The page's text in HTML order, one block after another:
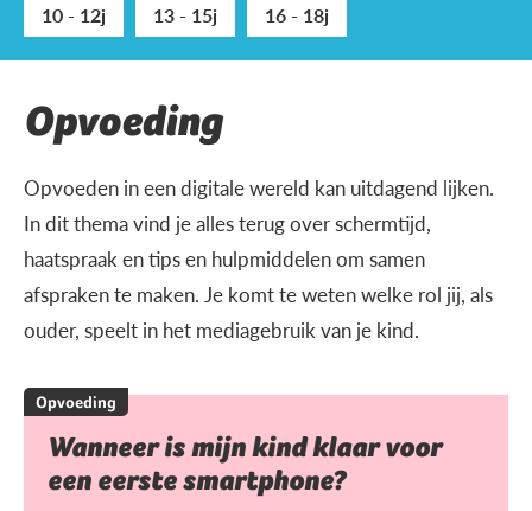
10 - 12j
13 - 15j 16 - 18j
Opvoeding
Opvoeden in een digitale wereld kan uitdagend lijken.
In dit thema vind je alles terug over schermtijd,
haatspraak en tips en hulpmiddelen om samen
afspraken te maken. Je komt te weten welke rol jij, als
ouder, speelt in het mediagebruik van je kind.
Opvoeding
Wanneer is mijn kind klaar voor
een eerste smartphone?